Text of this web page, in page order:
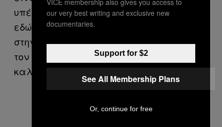
υπέροχοι. Όταν πρωτομετακομίσαμε
εδώ, η γειτόνισσά μας εμφανίστηκε
στην πόρτα με καφάσια λαχανικών από
τον κήπο της, προκειμένου να μας
καλωσορίσει στο χωριό.»
our very best writing and exclusive new
documentaries.
Support for $2
See All Membership Plans
Or, continue for free